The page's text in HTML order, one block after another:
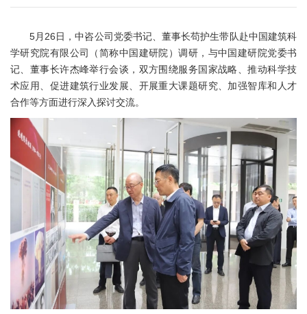
5月26日，中咨公司党委书记、董事长苟护生带队赴中国建筑科
学研究院有限公司（简称中国建研院）调研，与中国建研院党委书
记、董事长许杰峰举行会谈，双方围绕服务国家战略、推动科学技
术应用、促进建筑行业发展、开展重大课题研究、加强智库和人才
合作等方面进行深入探讨交流。